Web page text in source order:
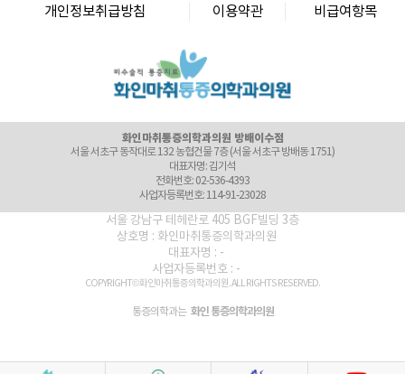
치료 늘어개인정보취급방침 이용약관 비급여항목
대표자명: 김달용
서울 강북구 도봉로 40 대경빌딩 7층 (서울 강북구 미아동 35-20)
대표자명: 정승민
화인마취통증의학과의원 방배이수점
서울 서초구 동작대로 132 농협건물 7층 (서울 서초구 방배동 1751)
대표자명: 김기석
전화번호: 02-536-4393
사업자등록번호: 114-91-23028
화인마취통증의학과의원 봉천점
서울 관악구 남부순환로 1733 GS25 편의점 건물 5층 (서울 관악구 봉천동 926-33)
대표자명: 김현규
전화번호: 02-6264-2215
사업자등록번호: 145-93-00061
서울 영등포구 가마산로 496, 3층 (서울 영등포구 신길동 236)
대표자명: 이정욱
화인마취통증의학과의원 신당왕십리점
서울 강남구 테헤란로 405 BGF빌딩 3층
상호명 : 화인마취통증의학과의원
대표자명 : -
사업자등록번호 : -
COPYRIGHT© 화인마취통증의학과의원. ALL RIGHTS RESERVED.
통증의학과는 화인 통증의학과의원